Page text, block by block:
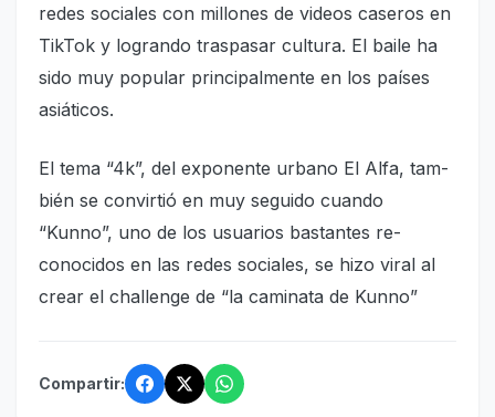
redes so­ciales con millones de vi­deos caseros en
TikTok y lo­grando traspasar cultura. El baile ha
sido muy popular principalmente en los paí­ses
asiáticos.
El tema “4k”, del expo­nente urbano El Alfa, tam­
bién se convirtió en muy se­guido cuando
“Kunno”, uno de los usuarios bastantes re­
conocidos en las redes so­ciales, se hizo viral al
crear el challenge de “la caminata de Kunno”
Compartir: